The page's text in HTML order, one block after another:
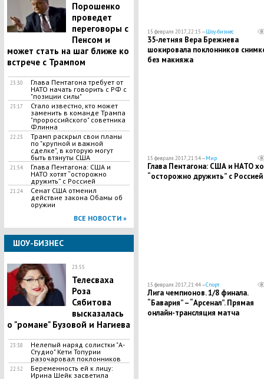
Порошенко
проведет
переговоры с
Пенсом и
может стать на шаг ближе ко
встрече с Трампом
23:30
Глава Пентагона требует от
НАТО начать говорить с РФ с
"позиции силы"
23:17
Стало известно, кто может
заменить в команде Трампа
"пророссийского" советника
Флинна
22:23
Трамп раскрыл свои планы
по "крупной и важной
сделке", в которую могут
быть втянуты США
21:54
Глава Пентагона: США и
НАТО хотят “осторожно
дружить” с Россией
21:24
Сенат США отменил
действие закона Обамы об
оружии
ВСЕ НОВОСТИ »
ШОУ-БИЗНЕС
23:55
Телесваха
Роза
Сябитова
высказалась
о "романе" Бузовой и Нагиева
23:38
Нелепый наряд солистки "А-
Студио" Кети Топурии
разочаровал поклонников
22:52
Беременность ей к лицу:
Ирина Шейк засветила
15 февраля 2017, 22:15 —Шоу-бизнес
35-летняя Вера Брежнева
шокировала поклонников
без макияжа
15 февраля 2017, 21:54 —Мир
Глава Пентагона: США и НАТО
“осторожно дружить” с Россией
15 февраля 2017, 21:44 —Спорт
Лига чемпионов. 1/8 финала.
“Бавария” – “Арсенал”. Прямая
онлайн-трансляция матча